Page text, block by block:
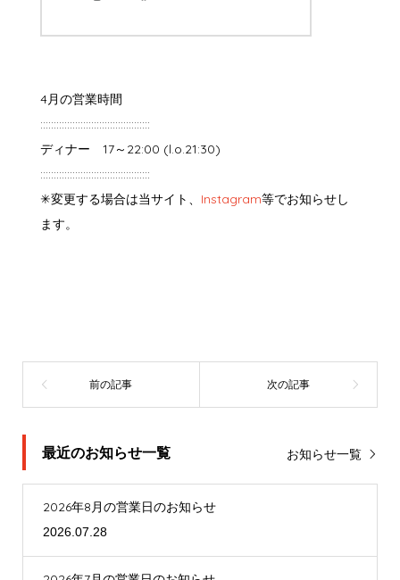
4月の営業時間
:::::::::::::::::::::::::::::::::::::::::
ディナー 17～ 22:00 (l.o.21:30)
:::::::::::::::::::::::::::::::::::::::::
✳︎変更する場合は当サイト、 Instagram等でお知らせし
ます。
最近のお知らせ一覧 お知らせ一覧
2026年8月の営業日のお知らせ
2026.07.28